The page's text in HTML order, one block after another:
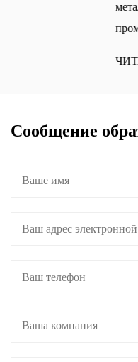
металлообработке,
Сообщение